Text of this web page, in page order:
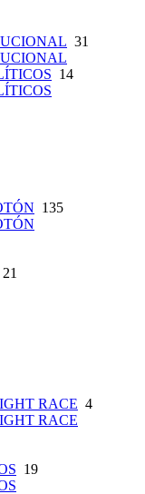
31
14
135
21
RACE 4
RACE
19